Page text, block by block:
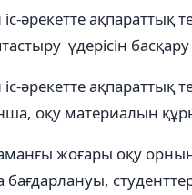
іс-əрекетте
үдерісін
іс-əрекетте
оқу материалын
жоғары оқу